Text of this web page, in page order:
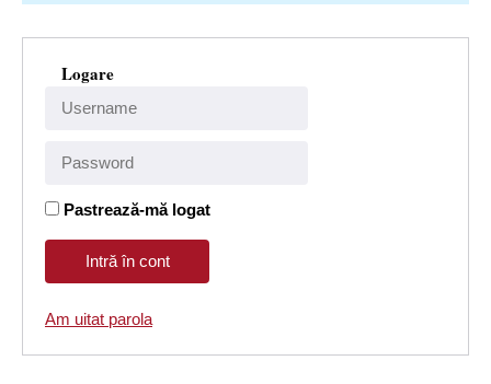
Logare
Pastrează-mă logat
Am uitat parola